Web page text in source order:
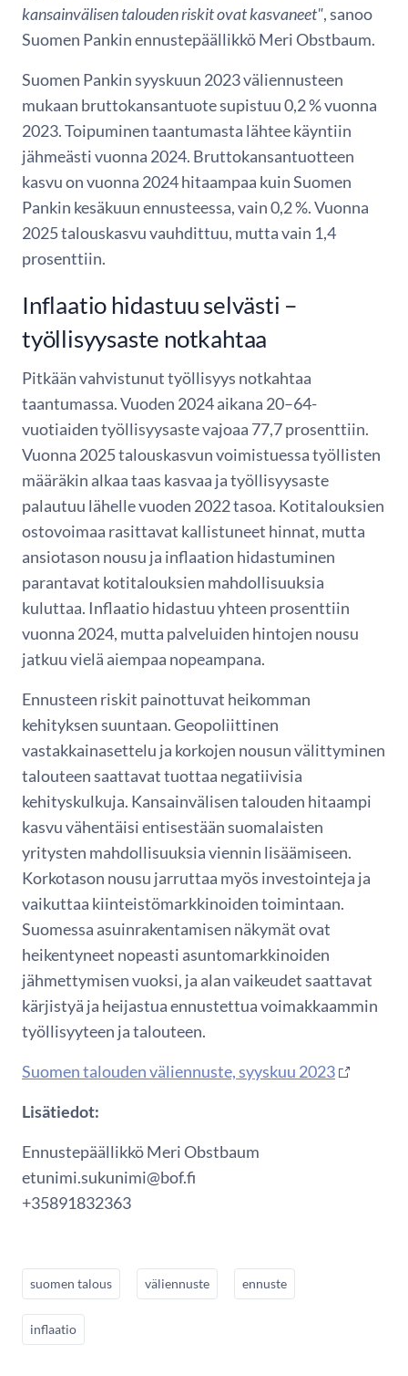
kansainvälisen talouden riskit ovat kasvaneet", sanoo
Suomen Pankin ennustepäällikkö Meri Obstbaum.
Suomen Pankin syyskuun 2023 väliennusteen
mukaan bruttokansantuote supistuu 0,2 % vuonna
2023. Toipuminen taantumasta lähtee käyntiin
jähmeästi vuonna 2024. Bruttokansantuotteen
kasvu on vuonna 2024 hitaampaa kuin Suomen
Pankin kesäkuun ennusteessa, vain 0,2 %. Vuonna
2025 talouskasvu vauhdittuu, mutta vain 1,4
prosenttiin.
Inflaatio hidastuu selvästi –
työllisyysaste notkahtaa
Pitkään vahvistunut työllisyys notkahtaa
taantumassa. Vuoden 2024 aikana 20–64-
vuotiaiden työllisyysaste vajoaa 77,7 prosenttiin.
Vuonna 2025 talouskasvun voimistuessa työllisten
määräkin alkaa taas kasvaa ja työllisyysaste
palautuu lähelle vuoden 2022 tasoa. Kotitalouksien
ostovoimaa rasittavat kallistuneet hinnat, mutta
ansiotason nousu ja inflaation hidastuminen
parantavat kotitalouksien mahdollisuuksia
kuluttaa. Inflaatio hidastuu yhteen prosenttiin
vuonna 2024, mutta palveluiden hintojen nousu
jatkuu vielä aiempaa nopeampana.
Ennusteen riskit painottuvat heikomman
kehityksen suuntaan. Geopoliittinen
vastakkainasettelu ja korkojen nousun välittyminen
talouteen saattavat tuottaa negatiivisia
kehityskulkuja. Kansainvälisen talouden hitaampi
kasvu vähentäisi entisestään suomalaisten
yritysten mahdollisuuksia viennin lisäämiseen.
Korkotason nousu jarruttaa myös investointeja ja
vaikuttaa kiinteistömarkkinoiden toimintaan.
Suomessa asuinrakentamisen näkymät ovat
heikentyneet nopeasti asuntomarkkinoiden
jähmettymisen vuoksi, ja alan vaikeudet saattavat
kärjistyä ja heijastua ennustettua voimakkaammin
työllisyyteen ja talouteen.
Suomen talouden väliennuste, syyskuu 2023
Lisätiedot:
Ennustepäällikkö Meri Obstbaum
etunimi.sukunimi@bof.fi
+35891832363
suomen talous väliennuste ennuste
inflaatio